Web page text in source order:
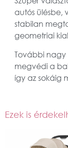
autós ülésbe,
stabilan
geometriai
További nagy
megvédi a
így az sokáig
Ezek is